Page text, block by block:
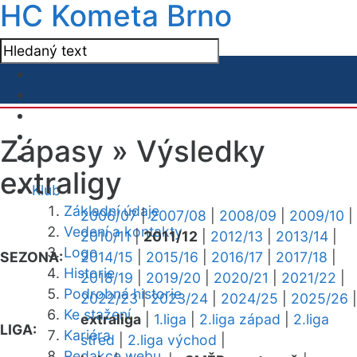
HC Kometa Brno
Klub
Základní údaje
Vedení a kontakty
Logo
Historie
Podrobná historie
Ke stažení
Kariéra
Zápasy » Výsledky
extraligy
SEZONA:
2006/07|2007/08 2008/09 2009/10
2010/11|2011/12 2012/13 2013/14
2014/15
2015/16 2016/17 2017/18
2018/19
2019/20 2020/21 2021/22
2022/23|2023/24 2024/25 2025/26
LIGA:
extraliga 1.liga 2.liga západ
2.liga
střed
2.liga východ